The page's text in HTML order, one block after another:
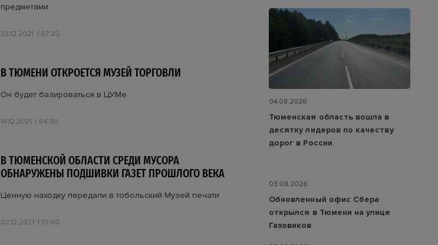
предметами
23.12.2021 07:20
В ТЮМЕНИ ОТКРОЕТСЯ МУЗЕЙ ТОРГОВЛИ
Он будет базироваться в ЦУМе
14.12.2021 04:30
В ТЮМЕНСКОЙ ОБЛАСТИ СРЕДИ МУСОРА
ОБНАРУЖЕНЫ ПОДШИВКИ ГАЗЕТ ПРОШЛОГО ВЕКА
Ценную находку передали в тобольский Музей печати
02.12.2021 10:00
04.08.2026
Тюменская область вошла в
десятку лидеров по качеству
дорог в России
03.08.2026
Обновленный офис Сбера
открылся в Тюмени на улице
Газовиков